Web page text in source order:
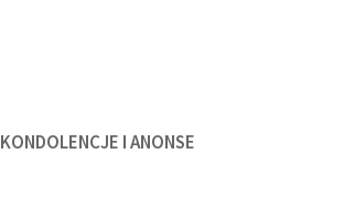
KONDOLENCJE I ANONSE